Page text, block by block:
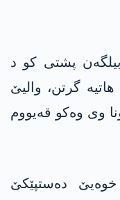
پشتی کو د
ھاتیە گرتن، والیێ
وی وەکو قەیووم
دەستپێکێ